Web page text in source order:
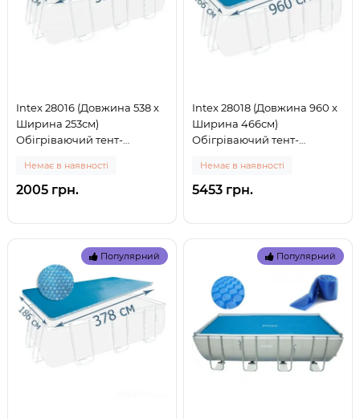
Intex 28016 (Довжина 538 x
Ширина 253см)
Обігріваючий тент-
для басейну, 549x274см (0)
Немає в наявності
2005 грн.
Intex 28018 (Довжина 960 x
Ширина 466см)
Обігріваючий тент-
для басейну, 975x488см (0)
Немає в наявності
5453 грн.
Популярний Популярний